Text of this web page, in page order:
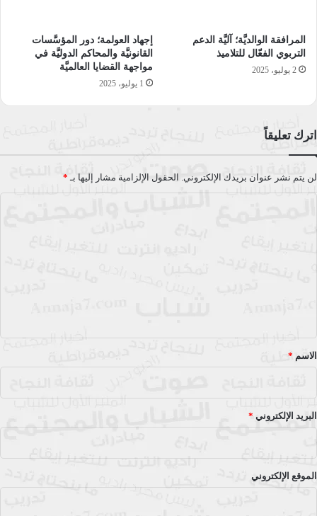
حصل على عدد من الجوائز في النقد الأدبي منها جائزة سعاد الصباح
وألمانيا، منها: “زمن الرواية العربية: مقدمات وإشكاليات وتطبيقات”،
“خالتي صفية والدير بين واقعية التجريد وأسطورية التجسيد”،
“تسييس الترجمة” باللغة الإنجليزية، “خطاب الكراهية في الثقافة
العربية” باللغة الإنجليزية، “تبسيط التداولية”، “تبسيط تحليل الخطاب
سميح، مكدير التحرير سارة الإسكافي، ورئيس تحرير السلسلة
والمجلة الشاعر المصري سمير درويش.
*المصدر: التنويري.
الأدب الأدب العربي كتاب ميريت الثقافي
المرافقة الوالديَّة؛ آليَّة الدعم
التربوي الفعّال للتلاميذ
2 يوليو، 2025
إجهاد العولمة؛ دور المؤسَّسات
القانونيَّة والمحاكم الدوليَّة في
مواجهة القضايا العالميَّة
1 يوليو، 2025
اترك تعليقاً
لن يتم نشر عنوان بريدك الإلكتروني. الحقول الإلزامية مشار إليها بـ *
*الاسم *
البريد الإلكتروني *
الموقع الإلكتروني